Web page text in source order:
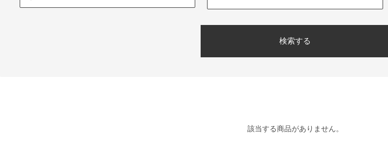
検索する
該当する商品がありません。